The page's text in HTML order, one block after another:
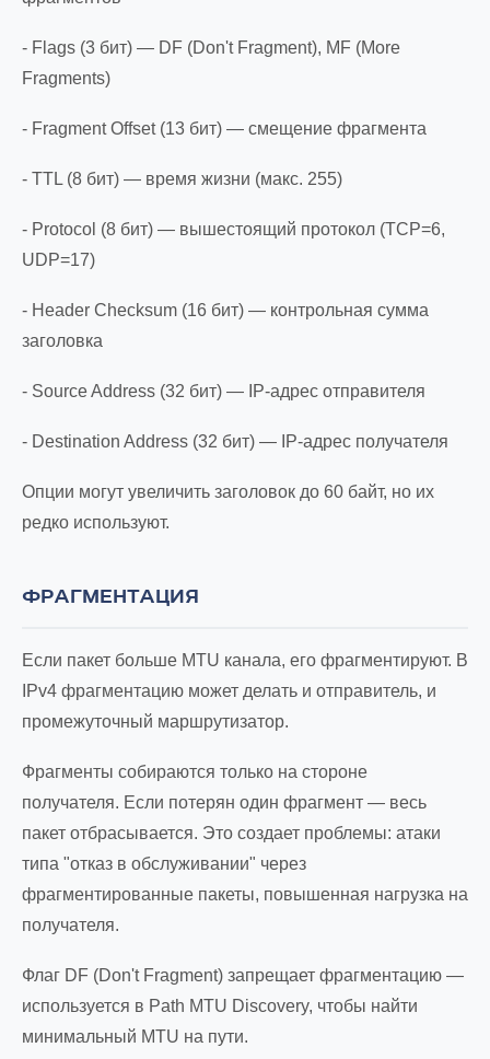
- Flags (3 бит) — DF (Don't Fragment), MF (More
Fragments)
- Fragment Offset (13 бит) — смещение фрагмента
- TTL (8 бит) — время жизни (макс. 255)
- Protocol (8 бит) — вышестоящий протокол (TCP=6,
UDP=17)
- Header Checksum (16 бит) — контрольная сумма
заголовка
- Source Address (32 бит) — IP-адрес отправителя
- Destination Address (32 бит) — IP-адрес получателя
Опции могут увеличить заголовок до 60 байт, но их
редко используют.
ФРАГМЕНТАЦИЯ
Если пакет больше MTU канала, его фрагментируют. В
IPv4 фрагментацию может делать и отправитель, и
промежуточный маршрутизатор.
Фрагменты собираются только на стороне
получателя. Если потерян один фрагмент — весь
пакет отбрасывается. Это создает проблемы: атаки
типа "отказ в обслуживании" через
фрагментированные пакеты, повышенная нагрузка на
получателя.
Флаг DF (Don't Fragment) запрещает фрагментацию —
используется в Path MTU Discovery, чтобы найти
минимальный MTU на пути.